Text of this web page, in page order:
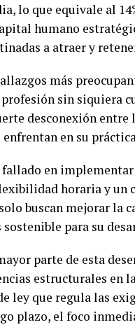
lo que equivale al
humano
a atraer y
más
sin siquiera
desconexión
en su
fallado en
horaria y un
buscan mejorar la
sostenible para su
parte de esta
estructurales en
ley que regula las
plazo, el foco